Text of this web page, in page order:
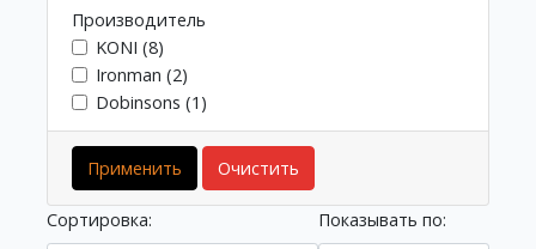
Производитель
KONI (8)
Ironman (2)
Dobinsons (1)
Применить Очистить
Сортировка: Показывать по: